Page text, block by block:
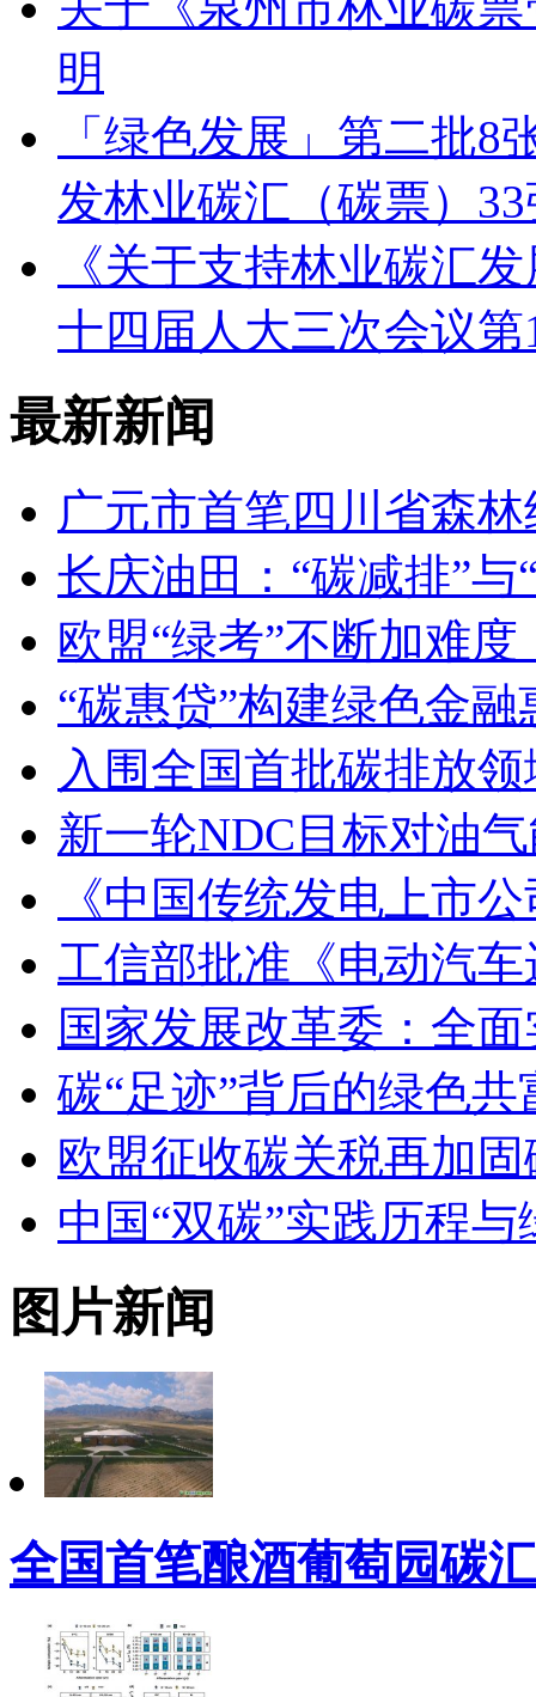
明
「绿色发展」第二批
发林业碳汇（碳票）
《关于支持林业碳汇
十四届人大三次会议
最新新闻
广元市首笔四川省森
长庆油田：“碳减排”
欧盟“绿考”不断加难
“碳惠贷”构建绿色金
入围全国首批碳排放
新一轮NDC目标对油
《中国传统发电上市
工信部批准《电动汽
国家发展改革委：全
碳“足迹”背后的绿色共
欧盟征收碳关税再加
中国“双碳”实践历程
图片新闻
全国首笔酿酒葡萄园碳